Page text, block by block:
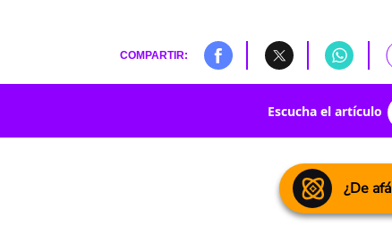
COMPARTIR:
Escucha el artículo
¿De